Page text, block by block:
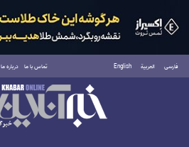
فارسی العربية English تماس با ما درباره ما
یکشنبه ۱۸ مرداد ۱۴۰۵